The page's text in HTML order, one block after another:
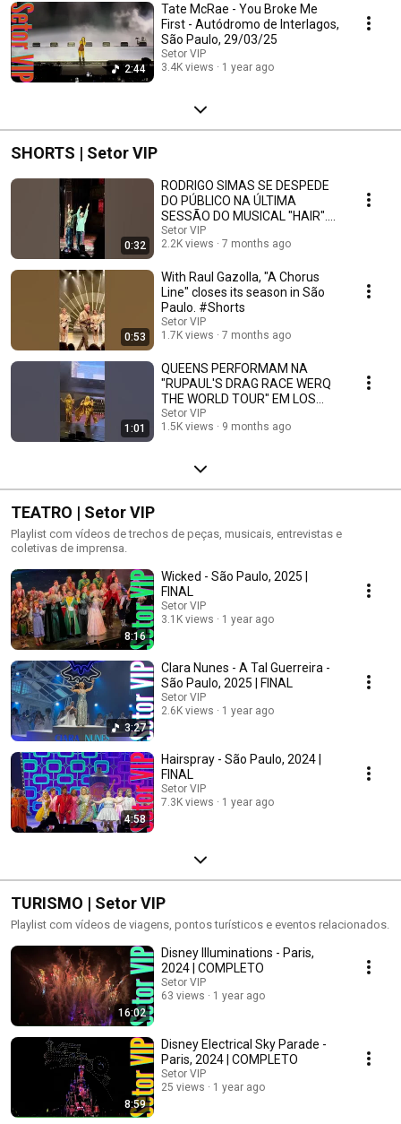
2:44
Tate McRae - You Broke Me
First - Autódromo de Interlagos,
São Paulo, 29/03/25
Setor VIP
3.4K views
1 year ago
SHORTS | Setor VIP
0:32
RODRIGO SIMAS SE DESPEDE
DO PÚBLICO NA ÚLTIMA
SESSÃO DO MUSICAL "HAIR".
#SHORTS
Setor VIP
2.2K views
7 months ago
0:53
With Raul Gazolla, "A Chorus
Line" closes its season in São
Paulo. #Shorts
Setor VIP
1.7K views
7 months ago
1:01
QUEENS PERFORMAM NA
"RUPAUL'S DRAG RACE WERQ
THE WORLD TOUR" EM LOS
ANGELES. #SHORTS
Setor VIP
1.5K views
9 months ago
TEATRO | Setor VIP
Playlist com vídeos de trechos de peças, musicais, entrevistas e
coletivas de imprensa.
8:16
Wicked - São Paulo, 2025 |
FINAL
Setor VIP
3.1K views
1 year ago
3:27
Clara Nunes - A Tal Guerreira -
São Paulo, 2025 | FINAL
Setor VIP
2.6K views
1 year ago
4:58
Hairspray - São Paulo, 2024 |
FINAL
Setor VIP
7.3K views
1 year ago
TURISMO | Setor VIP
Playlist com vídeos de viagens, pontos turísticos e eventos relacionados.
16:02
Disney Illuminations - Paris,
2024 | COMPLETO
Setor VIP
63 views
1 year ago
8:59
Disney Electrical Sky Parade -
Paris, 2024 | COMPLETO
Setor VIP
25 views
1 year ago